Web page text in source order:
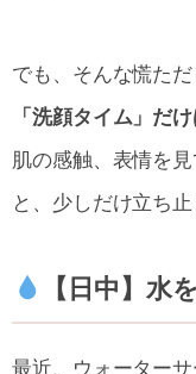
でも、そんな慌ただ
「洗顔タイム」だ
肌の感触、表情を
と、少しだけ立ち
【日中】水
最近、ウォーターサ